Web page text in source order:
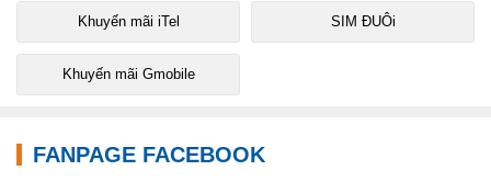
Khuyến mãi iTel SIM ĐUÔi
Khuyến mãi Gmobile
FANPAGE FACEBOOK